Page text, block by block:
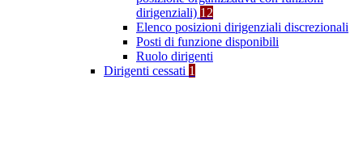
dirigenziali) 12
Elenco posizioni dirigenziali discrezionali
Posti di funzione disponibili
Ruolo dirigenti
Dirigenti cessati 1